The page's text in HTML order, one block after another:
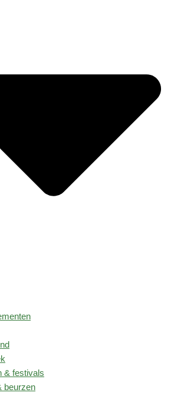
& festivals
beurzen